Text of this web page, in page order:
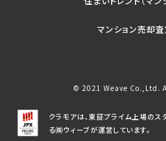
マンション売却
© 2021 Weave Co.,Ltd.
クラモアは、東証プライム上場の
る㈱ウィーブが運営しています。